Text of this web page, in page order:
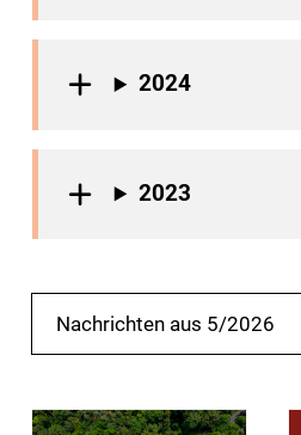
2024
2023
Nachrichten aus 5/2026